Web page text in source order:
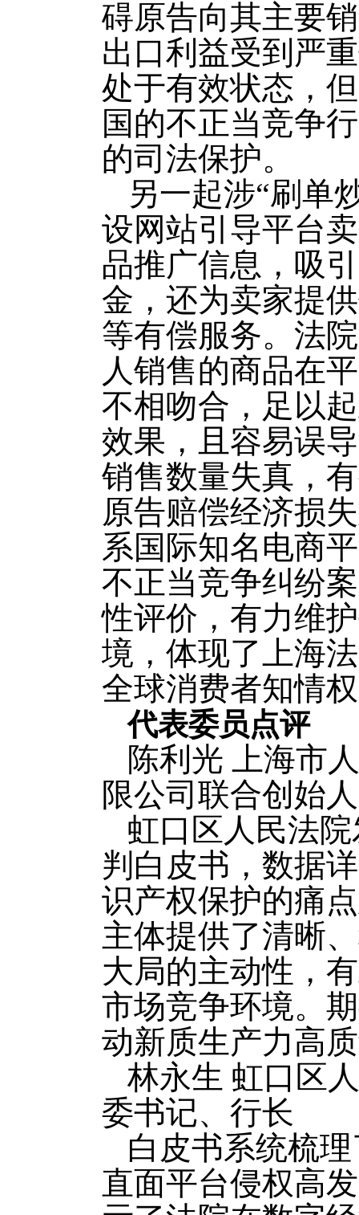
碍原告向其主要
出口利益受到严
处于有效状态，
国的不正当竞争
的司法保护。
另一起涉“刷单
设网站引导平台
品推广信息，吸
金，还为卖家提
等有偿服务。法
人销售的商品在
不相吻合，足以
效果，且容易误
销售数量失真，
原告赔偿经济损
系国际知名电商
不正当竞争纠纷
性评价，有力维
境，体现了上海
全球消费者知情
代表委员点评
陈利光 上海市
限公司联合创始人
虹口区人民法
判白皮书，数据
识产权保护的痛
主体提供了清晰
大局的主动性，
市场竞争环境。
动新质生产力高
林永生 虹口区
委书记、行长
白皮书系统梳
直面平台侵权高